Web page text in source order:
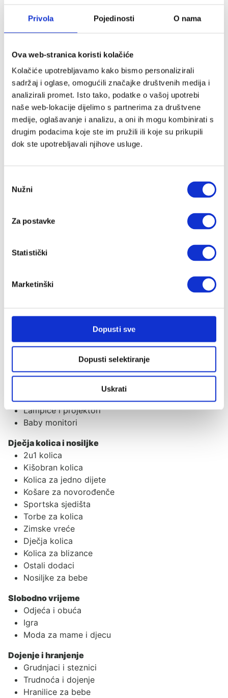
Privola Pojedinosti O nama
Ova web-stranica koristi kolačiće
Kolačiće upotrebljavamo kako bismo personalizirali
sadržaj i oglase, omogućili značajke društvenih medija i
analizirali promet. Isto tako, podatke o vašoj upotrebi
naše web-lokacije dijelimo s partnerima za društvene
medije, oglašavanje i analizu, a oni ih mogu kombinirati s
drugim podacima koje ste im pružili ili koje su prikupili
dok ste upotrebljavali njihove usluge.
pristanka
Nužni
Za postavke
Statistički
Marketinški
Dopusti sve
Dopusti selektiranje
Uskrati
Kategorije
Akcije
Novo u ponudi
Poklon iznenađenje
Autosjedalice
Adapteri
Baze za autosjedalice
Ostali dodaci
Grupa 2/3
Dječja sobica
Sofi krevetić
Prijenosni krevetići i dodaci
Dekice
Jastuci i plahte
Tetra pelene
Lampice i projektori
Baby monitori
Dječja kolica i nosiljke
2u1 kolica
Kišobran kolica
Kolica za jedno dijete
Košare za novorođenče
Sportska sjedišta
Torbe za kolica
Zimske vreće
Dječja kolica
Kolica za blizance
Ostali dodaci
Nosiljke za bebe
Slobodno vrijeme
Odjeća i obuća
Igra
Moda za mame i djecu
Dojenje i hranjenje
Grudnjaci i steznici
Trudnoća i dojenje
Hranilice za bebe